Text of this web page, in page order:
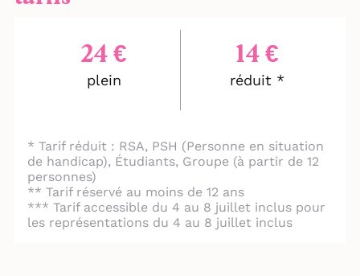
24 €
plein
14 €
réduit *
* Tarif réduit : RSA, PSH (Personne en situation
de handicap), Étudiants, Groupe (à partir de 12
personnes)
** Tarif réservé au moins de 12 ans
*** Tarif accessible du 4 au 8 juillet inclus pour
les représentations du 4 au 8 juillet inclus